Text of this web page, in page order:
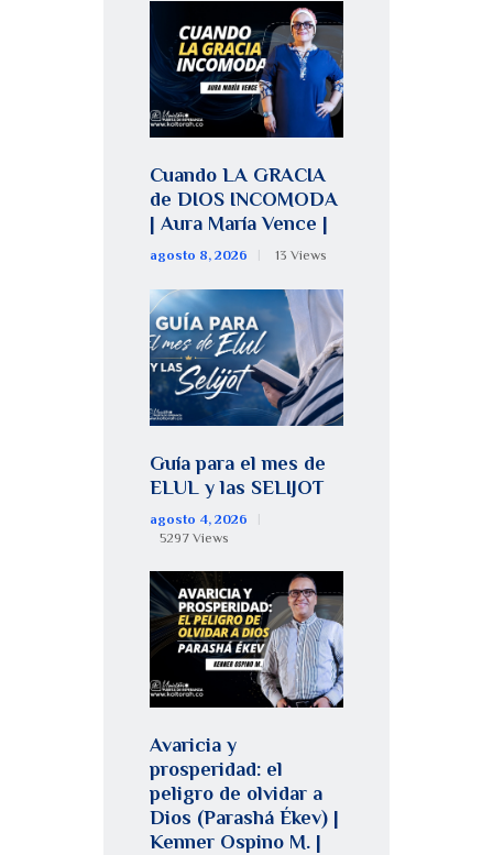
Cuando LA GRACIA
de DIOS INCOMODA
| Aura María Vence |
agosto 8, 2026 13 Views
Guía para el mes de
ELUL y las SELIJOT
agosto 4, 2026
5297 Views
Avaricia y
prosperidad: el
peligro de olvidar a
Dios (Parashá Ékev) |
Kenner Ospino M. |